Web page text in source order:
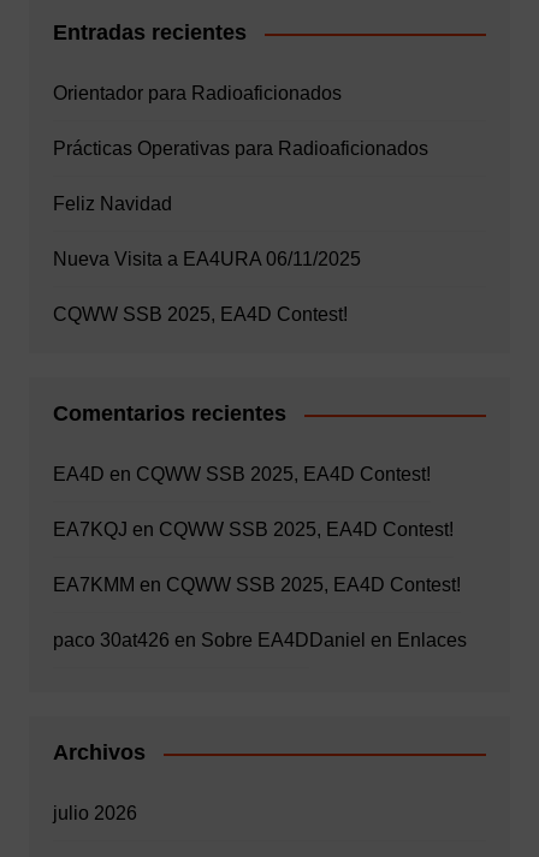
Entradas recientes
Orientador para Radioaficionados
Prácticas Operativas para Radioaficionados
Feliz Navidad
Nueva Visita a EA4URA 06/11/2025
CQWW SSB 2025, EA4D Contest!
Comentarios recientes
EA4D en CQWW SSB 2025, EA4D Contest!
EA7KQJ en CQWW SSB 2025, EA4D Contest!
EA7KMM en CQWW SSB 2025, EA4D Contest!
paco 30at426 en Sobre EA4D Daniel en Enlaces
Archivos
julio 2026